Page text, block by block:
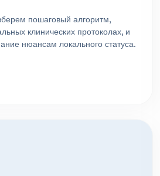
пошаговый алгоритм,
клинических протоколах, и
нюансам локального статуса.